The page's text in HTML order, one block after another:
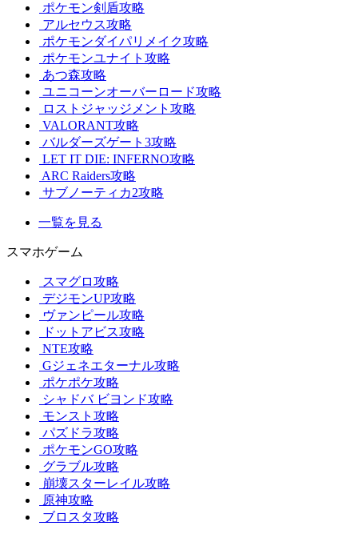
ポケモン剣盾攻略
アルセウス攻略
ポケモンダイパリメイク攻略
ポケモンユナイト攻略
あつ森攻略
ユニコーンオーバーロード攻略
ロストジャッジメント攻略
VALORANT攻略
バルダーズゲート3攻略
LET IT DIE: INFERNO攻略
ARC Raiders攻略
サブノーティカ2攻略
一覧を見る
スマホゲーム
スマグロ攻略
デジモンUP攻略
ヴァンピール攻略
ドットアビス攻略
NTE攻略
Gジェネエターナル攻略
ポケポケ攻略
シャドバ ビヨンド攻略
モンスト攻略
パズドラ攻略
ポケモンGO攻略
グラブル攻略
崩壊スターレイル攻略
原神攻略
ブロスタ攻略